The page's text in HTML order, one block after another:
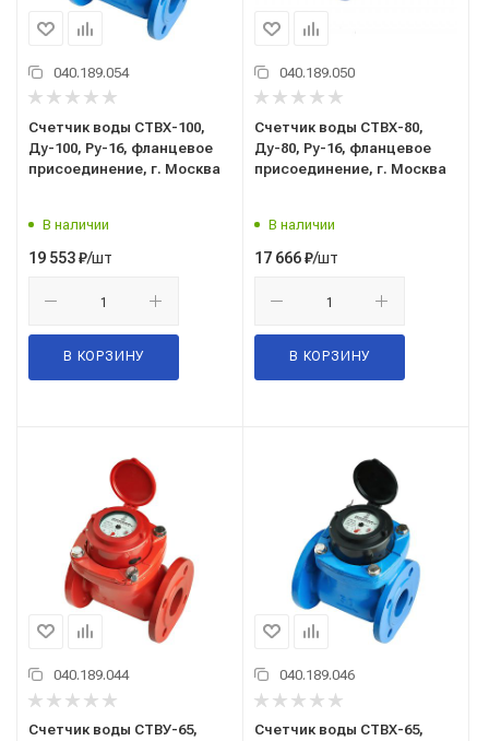
040.189.054
Счетчик воды СТВХ-100,
Ду-100, Ру-16, фланцевое
присоединение, г. Москва
В наличии
19 553₽/шт
В КОРЗИНУ
040.189.050
Счетчик воды СТВХ-80,
Ду-80, Ру-16, фланцевое
присоединение, г. Москва
В наличии
17 666₽/шт
В КОРЗИНУ
040.189.044
Счетчик воды СТВУ-65,
040.189.046
Счетчик воды СТВХ-65,